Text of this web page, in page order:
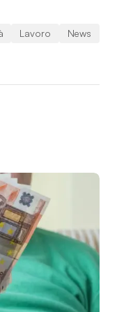
Lavoro News